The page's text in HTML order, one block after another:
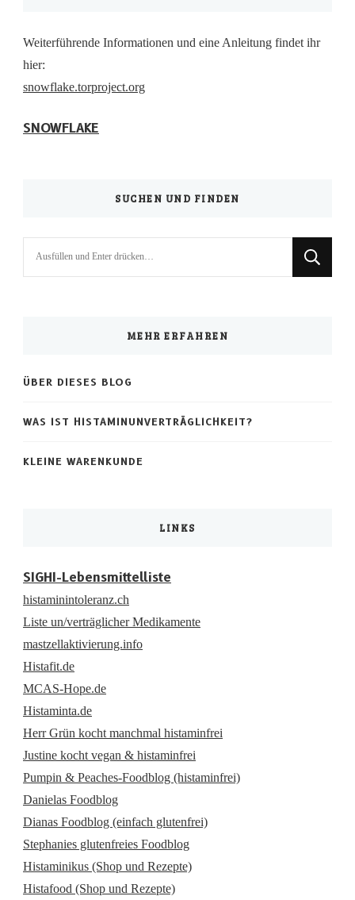
Weiterführende Informationen und eine Anleitung findet ihr
hier:
snowflake.torproject.org
SNOWFLAKE
SUCHEN UND FINDEN
MEHR ERFAHREN
ÜBER DIESES BLOG
WAS IST HISTAMINUNVERTRÄGLICHKEIT?
KLEINE WARENKUNDE
LINKS
SIGHI-Lebensmittelliste
histaminintoleranz.ch
Liste un/verträglicher Medikamente
mastzellaktivierung.info
Histafit.de
MCAS-Hope.de
Histaminta.de
Herr Grün kocht manchmal histaminfrei
Justine kocht vegan & histaminfrei
Pumpin & Peaches-Foodblog (histaminfrei)
Danielas Foodblog
Dianas Foodblog (einfach glutenfrei)
Stephanies glutenfreies Foodblog
Histaminikus (Shop und Rezepte)
Histafood (Shop und Rezepte)